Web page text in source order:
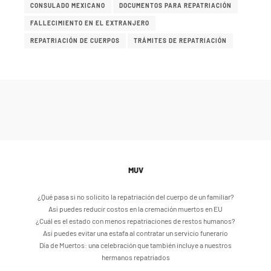
CONSULADO MEXICANO DOCUMENTOS PARA REPATRIACIÓN
FALLECIMIENTO EN EL EXTRANJERO
REPATRIACIÓN DE CUERPOS TRÁMITES DE REPATRIACIÓN
MUV
¿Qué pasa si no solicito la repatriación del cuerpo de un familiar?
Así puedes reducir costos en la cremación muertos en EU
¿Cuál es el estado con menos repatriaciones de restos humanos?
Así puedes evitar una estafa al contratar un servicio funerario
Día de Muertos: una celebración que también incluye a nuestros
hermanos repatriados